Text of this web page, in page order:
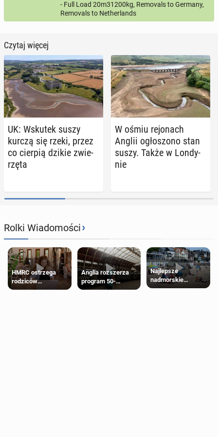
- Full Load 20m31200kg, Removals to Germany,
Removals to Netherlands
Czytaj więcej
UK: Wskutek suszy
kurczą się rzeki, przez
co cierpią dzikie zwie­
rzę­ta
W ośmiu re­jo­nach
Anglii ogło­szo­no stan
suszy. Także w Lon­dy­
nie
Rolki Wiadomości›
HMRC ostrzega
rodziców
pobierających Child
Anglia rozszerza
program 50-
procentowych
Najlepsze
nadmorskie
miasteczko blisko